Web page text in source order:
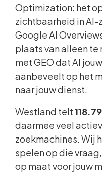
Optimization: het
zichtbaarheid in AI-
Google AI
plaats van alleen te
met GEO dat AI
aanbeveelt op het
naar jouw dienst.
Westland telt
daarmee veel
zoekmachines. Wij
spelen op die
op maat voor jouw